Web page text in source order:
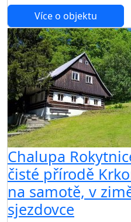
Více o objektu
Chalupa
čisté přírodě
na samotě, v
sjezdovce